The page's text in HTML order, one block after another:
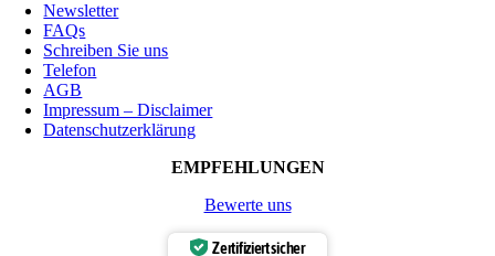
Newsletter
FAQs
Schreiben Sie uns
Telefon
AGB
Impressum – Disclaimer
Datenschutzerklärung
EMPFEHLUNGEN
Bewerte uns
Zertifiziert sicher